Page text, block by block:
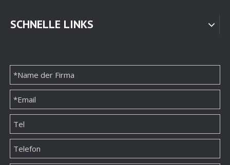
SCHNELLE LINKS